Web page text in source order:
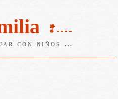
con niños …